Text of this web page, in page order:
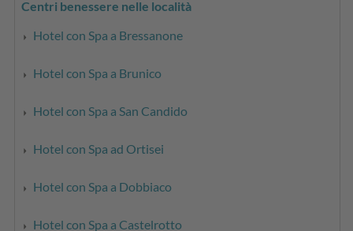
Centri benessere nelle località
Hotel con Spa a Bressanone
Hotel con Spa a Brunico
Hotel con Spa a San Candido
Hotel con Spa ad Ortisei
Hotel con Spa a Dobbiaco
Hotel con Spa a Castelrotto